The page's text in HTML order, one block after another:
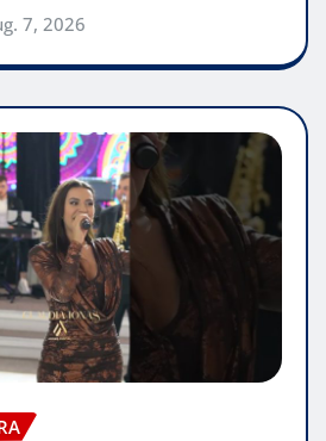
7, 2026